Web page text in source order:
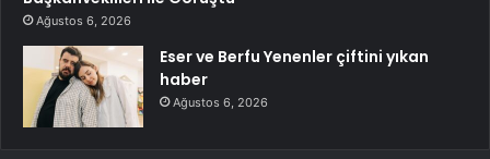
Ağustos 6, 2026
Eser ve Berfu Yenenler çiftini yıkan
haber
Ağustos 6, 2026